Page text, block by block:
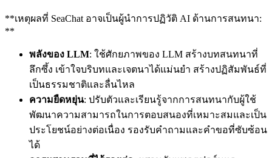
**เหตุผลที่ SeaChat อาจเป็นผู้นำการปฏิวัติ AI ด้านการสนทนา:
**
พลังของ LLM: ใช้ศักยภาพของ LLM สร้างบทสนทนาที่
ลึกซึ้ง เข้าใจบริบทและเจตนาได้แม่นยำ สร้างปฏิสัมพันธ์ที่
เป็นธรรมชาติและลื่นไหล
ความยืดหยุ่น: ปรับตัวและเรียนรู้จากการสนทนากับผู้ใช้
พัฒนาความสามารถในการตอบสนองที่เหมาะสมและเป็น
ประโยชน์อย่างต่อเนื่อง รองรับคำถามและคำขอที่ซับซ้อน
ได้